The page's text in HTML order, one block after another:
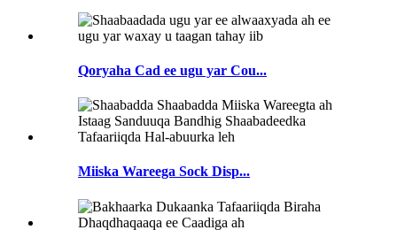
Qoryaha Cad ee ugu yar Cou...
Miiska Wareega Sock Disp...